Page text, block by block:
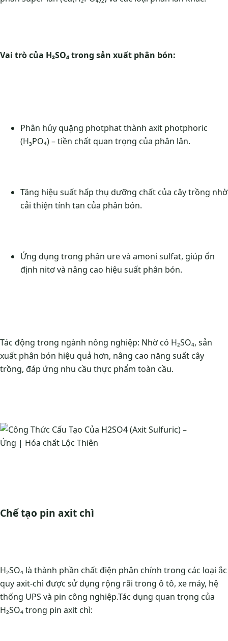
Vai trò của H₂SO₄ trong sản xuất phân bón:
Phân hủy quặng photphat thành axit photphoric
(H₃PO₄) – tiền chất quan trọng của phân lân.
Tăng hiệu suất hấp thụ dưỡng chất của cây trồng nhờ
cải thiện tính tan của phân bón.
Ứng dụng trong phân ure và amoni sulfat, giúp ổn
định nitơ và nâng cao hiệu suất phân bón.
Tác động trong ngành nông nghiệp: Nhờ có H₂SO₄, sản
xuất phân bón hiệu quả hơn, nâng cao năng suất cây
trồng, đáp ứng nhu cầu thực phẩm toàn cầu.
Chế tạo pin axit chì
H₂SO₄ là thành phần chất điện phân chính trong các loại ắc
quy axit-chì được sử dụng rộng rãi trong ô tô, xe máy, hệ
thống UPS và pin công nghiệp.Tác dụng quan trọng của
H₂SO₄ trong pin axit chì: